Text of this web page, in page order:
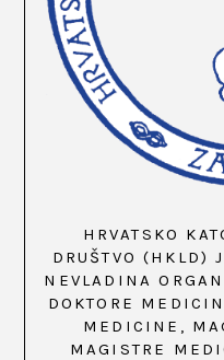
HRVATSKO
DRUŠTVO (HKLD)
NEVLADINA
DOKTORE
MEDICINE,
MAGISTRE